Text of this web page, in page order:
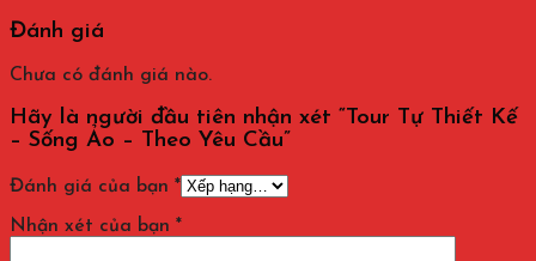
Đánh giá
Chưa có đánh giá nào.
Hãy là người đầu tiên nhận xét “Tour Tự Thiết Kế
– Sống Ảo – Theo Yêu Cầu”
Đánh giá của bạn *
Nhận xét của bạn *